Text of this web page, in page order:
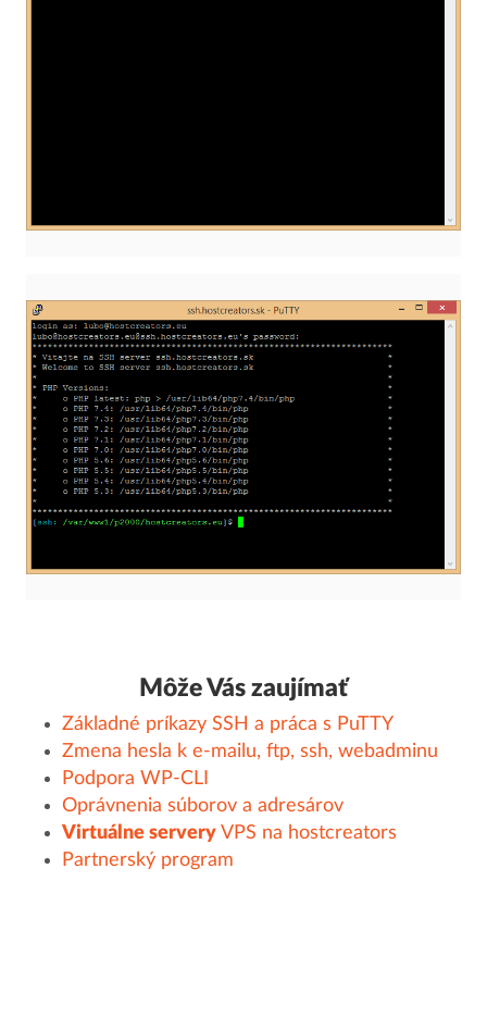
Môže Vás zaujímať
Základné príkazy SSH a práca s PuTTY
Zmena hesla k e-mailu, ftp, ssh, webadminu
Podpora WP-CLI
Oprávnenia súborov a adresárov
Virtuálne serveryVPS na hostcreators
Partnerský program